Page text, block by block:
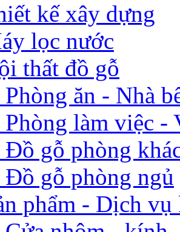
kế xây dựng
lọc nước
thất đồ gỗ
Phòng ăn - Nhà
Phòng làm việc -
Đồ gỗ phòng
Đồ gỗ phòng ngủ
phẩm - Dịch vụ